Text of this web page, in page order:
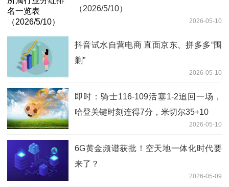
（2026/5/10）
2026-05-10
抖音试水自营电商 直面京东、拼多多“围
剿”
2026-05-10
即时：骑士116-109活塞1-2追回一场，
哈登关键时刻连得7分，米切尔35+10
2026-05-10
6G黄金频谱获批！空天地一体化时代要
来了？
2026-05-09